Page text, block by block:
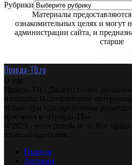
Рубрики
Материалы
ознакомительных целях и могут
администрации сайта, и
старше
Правда-ТВ.ru
О нас
Правда-ТВ - Дискуссионно
площадка.Использование
только при одновременном
оригинал в «Правда-ТВ»
@2023 - www.pravda-tv.ru. Все права
правообладателям.
Главная
Авторам